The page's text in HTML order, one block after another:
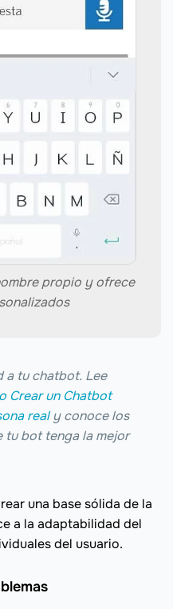
propio y ofrece
a tu chatbot. Lee
Crear un Chatbot
realy conoce los
tu bot tenga la mejor
una base sólida de la
a la adaptabilidad del
del usuario.